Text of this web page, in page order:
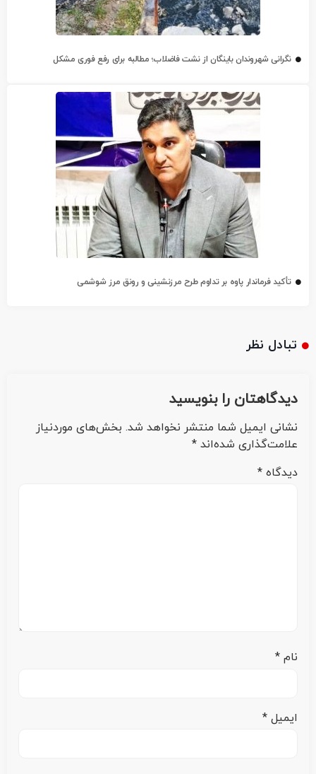
نگرانی شهروندان باینگان از نشت فاضلاب؛ مطالبه برای رفع فوری مشکل
تأکید فرماندار پاوه بر تداوم طرح مرزنشینی و رونق مرز شوشمی
تبادل نظر
دیدگاهتان را بنویسید
نشانی ایمیل شما منتشر نخواهد شد. بخش‌های موردنیاز
علامت‌گذاری شده‌اند *
دیدگاه *
نام *
ایمیل *